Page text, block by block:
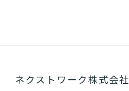
ネクストワーク株式会社